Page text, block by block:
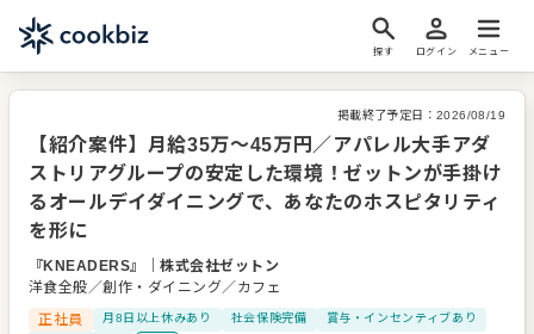
探す ログイン メニュー
掲載終了予定日： 2026/08/19
【紹介案件】月給35万～45万円／アパレル大手アダ
ストリアグループの安定した環境！ゼットンが手掛け
るオールデイダイニングで、あなたのホスピタリティ
を形に
『KNEADERS』 ｜株式会社ゼットン
洋食全般／創作・ダイニング／カフェ
正社員
月8日以上休みあり 社会保険完備
賞与・インセンティブあり